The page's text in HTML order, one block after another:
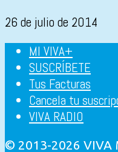
26 de julio de 2014
MI VIVA+
SUSCRÍBETE
Tus Facturas
Cancela tu
VIVA RADIO
© 2013-2026 VIVA